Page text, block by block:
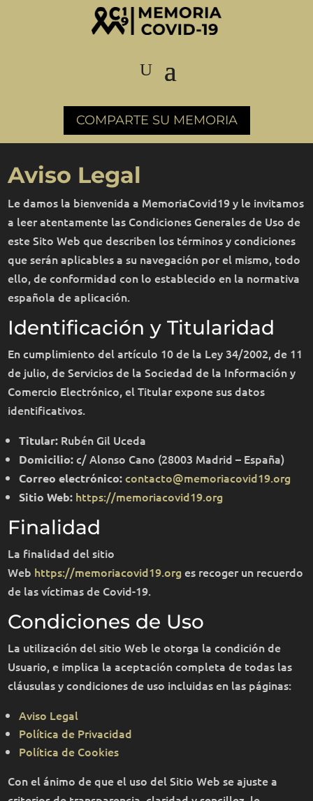
COMPARTE SU MEMORIA
Aviso Legal
Le damos la bienvenida a MemoriaCovid19 y le invitamos
a leer atentamente las Condiciones Generales de Uso de
este Sito Web que describen los términos y condiciones
que serán aplicables a su navegación por el mismo, todo
ello, de conformidad con lo establecido en la normativa
española de aplicación.
Identificación y Titularidad
En cumplimiento del artículo 10 de la Ley 34/2002, de 11
de julio, de Servicios de la Sociedad de la Información y
Comercio Electrónico, el Titular expone sus datos
identificativos.
Titular: Rubén Gil Uceda
Domicilio:c/ Alonso Cano (28003 Madrid – España)
Correo electrónico:contacto@memoriacovid19.org
Sitio Web: https://memoriacovid19.org
Finalidad
La finalidad del sitio
Web https://memoriacovid19.org es recoger un recuerdo
de las víctimas de Covid-19.
Condiciones de Uso
La utilización del sitio Web le otorga la condición de
Usuario, e implica la aceptación completa de todas las
cláusulas y condiciones de uso incluidas en las páginas:
Aviso Legal
Política de Privacidad
Política de Cookies
Con el ánimo de que el uso del Sitio Web se ajuste a